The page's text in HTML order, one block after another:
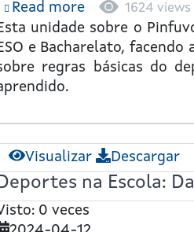
Read moreabout
Deportes
na
Escola:
1624 views
unidade sobre o
e Bacharelato,
regras básicas do
Visualizar Descargar
na Escola:
0 veces